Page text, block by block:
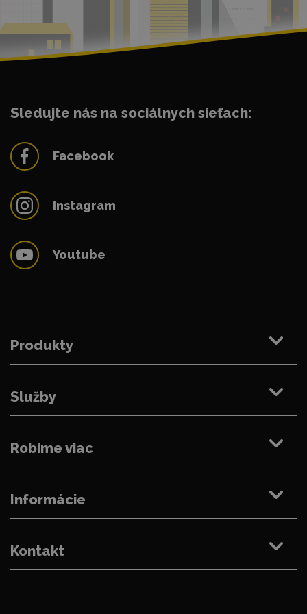
Sledujte nás na sociálnych sieťach:
Facebook
Instagram
Youtube
Produkty
Služby
Robíme viac
Informácie
Kontakt